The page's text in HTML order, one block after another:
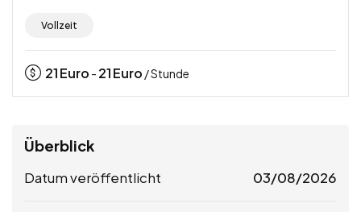
Vollzeit
21Euro - 21Euro / Stunde
Überblick
Datum veröffentlicht 03/08/2026